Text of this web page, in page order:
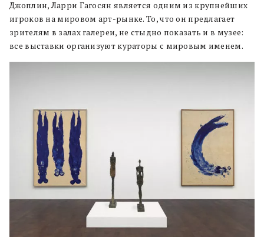
Джоплин, Ларри Гагосян является одним из крупнейших
игроков на мировом арт-рынке. То, что он предлагает
зрителям в залах галереи, не стыдно показать и в музее:
все выставки организуют кураторы с мировым именем.